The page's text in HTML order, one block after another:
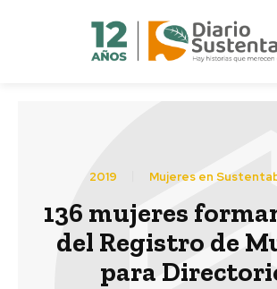
2019 Mujeres en
136 mujeres
del Registro de
para